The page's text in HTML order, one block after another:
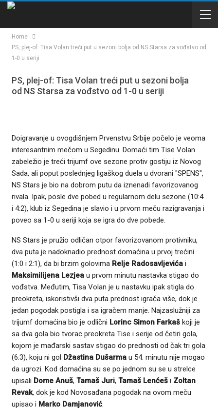
Home
PS, plej-of: Tisa Volan treći put u sezoni bolja od NS Starsa za vođstvo od
1-0 u seriji
PS, plej-of: Tisa Volan treći put u sezoni bolja
od NS Starsa za vođstvo od 1-0 u seriji
Doigravanje u ovogdišnjem Prvenstvu Srbije počelo je veoma
interesantnim mečom u Segedinu. Domaći tim Tise Volan
zabeležio je treći trijumf ove sezone protiv gostiju iz Novog
Sada, ali poput poslednjeg ligaškog duela u dvorani "SPENS",
NS Stars je bio na dobrom putu da iznenadi favorizovanog
rivala. Ipak, posle dve pobed u regularnom delu sezone (10:4
i 4:2), klub iz Segedina je slavio i u prvom meču razigravanja i
poveo sa 1-0 u seriji koja se igra do dve pobede.
NS Stars je pružio odličan otpor favorizovanom protivniku,
dva puta je nadoknadio prednost domaćina u prvoj trećini
(1:0 i 2:1), da bi brzim golovima Relje Radosavljevića i
Maksimilijena Lezjea u prvom minutu nastavka stigao do
vođstva. Međutim, Tisa Volan je u nastavku ipak stigla do
preokreta, iskoristivši dva puta prednost igrača više, dok je
jedan pogodak postigla i sa igračem manje. Najzaslužniji za
trijumf domaćina bio je odlični Lorinc Simon Farkaš koji je
sa dva gola bio tvorac preokreta Tise i serije od četiri gola,
kojom je mađarski sastav stigao do prednosti od čak tri gola
(6:3), koju ni gol Džastina Dušarma u 54. minutu nije mogao
da ugrozi. Kod domaćina su se po jednom su se u strelce
upisali Dome Anuš, Tamaš Juri, Tamaš Lenćeš i Zoltan
Revak, dok je kod Novosađana pogodak na ovom meču
upisao i Marko Damjanović.